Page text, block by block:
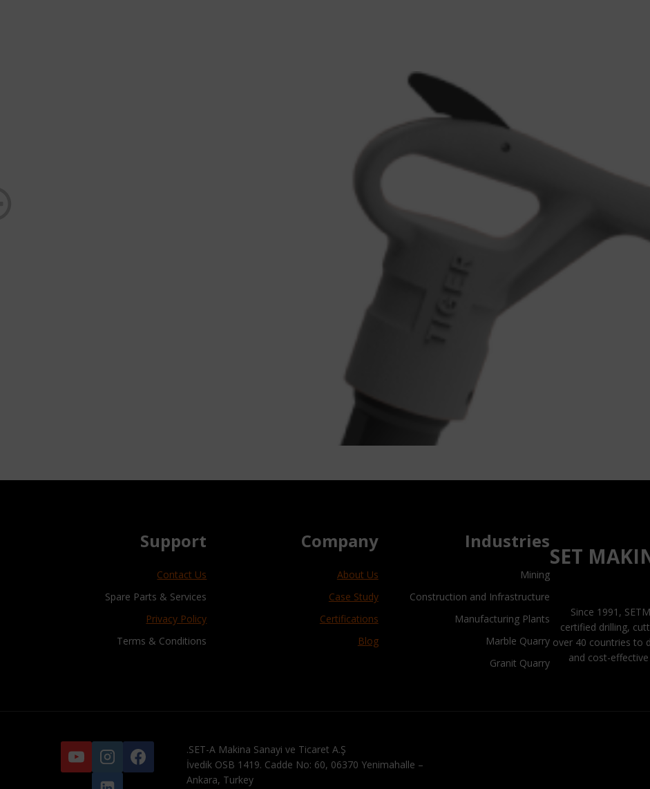
SET
“Since 1991,
certified drilling,
over 40 countries to
and cost-
Industries
Mining
Construction and Infrastructure
Manufacturing Plants
Marble Quarry
Granit Quarry
Company
About Us
Case Study
Certifications
Blog
Support
Contact Us
Spare Parts & Services
Privacy Policy
Terms & Conditions
SET-A Makina Sanayi ve Ticaret A.Ş.
İvedik OSB 1419. Cadde No: 60, 06370 Yenimahalle –
Ankara, Turkey